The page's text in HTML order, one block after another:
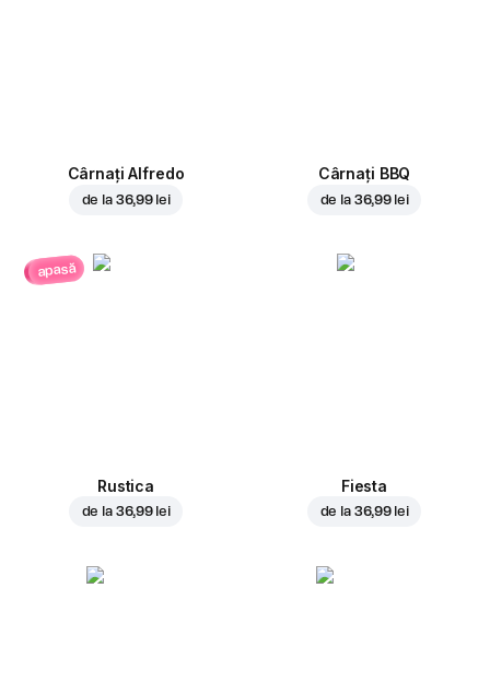
Cârnați Alfredo
de la 36,99 lei
Cârnați BBQ
de la 36,99 lei
apasă
Rustica
de la 36,99 lei
Fiesta
de la 36,99 lei